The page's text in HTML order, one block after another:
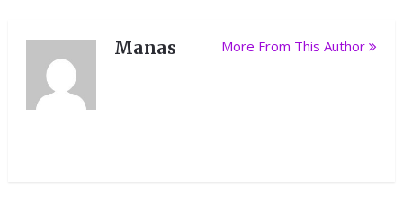
Manas More From This Author